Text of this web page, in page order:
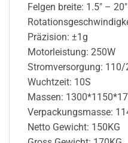
Felgen breite: 1.5″ – 20″
Präzision: ±1g
Motorleistung: 250W
Stromversorgung: 110/
Wuchtzeit: 10S
Massen:
Verpackungsmasse:
Netto Gewicht: 150KG